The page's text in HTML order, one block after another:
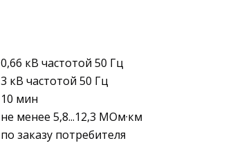
0,66 кВ частотой 50 Гц
3 кВ частотой 50 Гц
10 мин
не менее 5,8...12,3 МОм·км
по заказу потребителя